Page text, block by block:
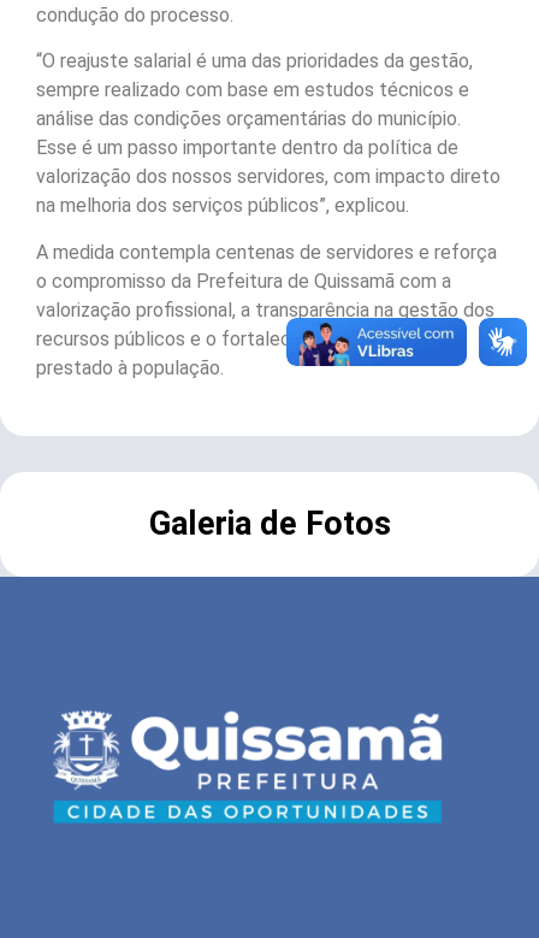
condução do processo.
“O reajuste salarial é uma das prioridades da gestão,
sempre realizado com base em estudos técnicos e
análise das condições orçamentárias do município.
Esse é um passo importante dentro da política de
valorização dos nossos servidores, com impacto direto
na melhoria dos serviços públicos”, explicou.
A medida contempla centenas de servidores e reforça
o compromisso da Prefeitura de Quissamã com a
valorização profissional, a transparência na gestão dos
recursos públicos e o fortalecimento do serviço
prestado à população.
Galeria de Fotos